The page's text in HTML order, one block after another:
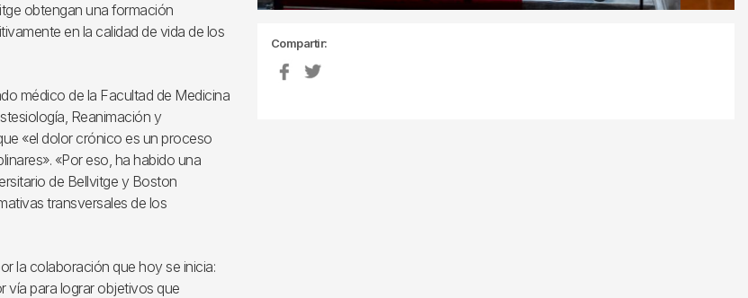
obtengan una formación
en la calidad de vida de los
médico de la Facultad de Medicina
Reanimación y
«el dolor crónico es un proceso
«Por eso, ha habido una
de Bellvitge y Boston
transversales de los
la colaboración que hoy se inicia:
vía para lograr objetivos que
Compartir: